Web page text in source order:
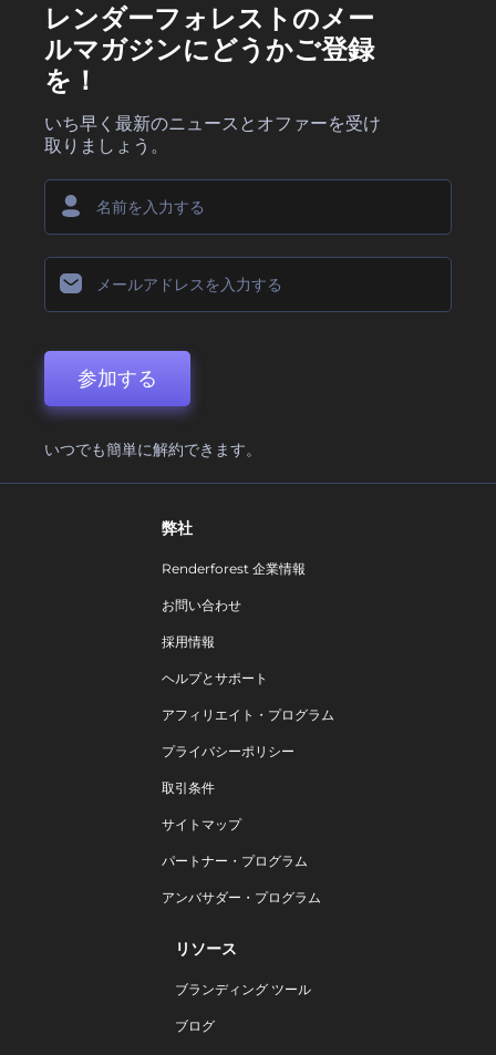
レンダーフォレストのメー
ルマガジンにどうかご登録
を！
いち早く最新のニュースとオファーを受け
取りましょう。
参加する
いつでも簡単に解約できます。
弊社
Renderforest 企業情報
お問い合わせ
採用情報
ヘルプとサポート
アフィリエイト・プログラム
プライバシーポリシー
取引条件
サイトマップ
パートナー・プログラム
アンバサダー・プログラム
リソース
ブランディング ツール
ブログ